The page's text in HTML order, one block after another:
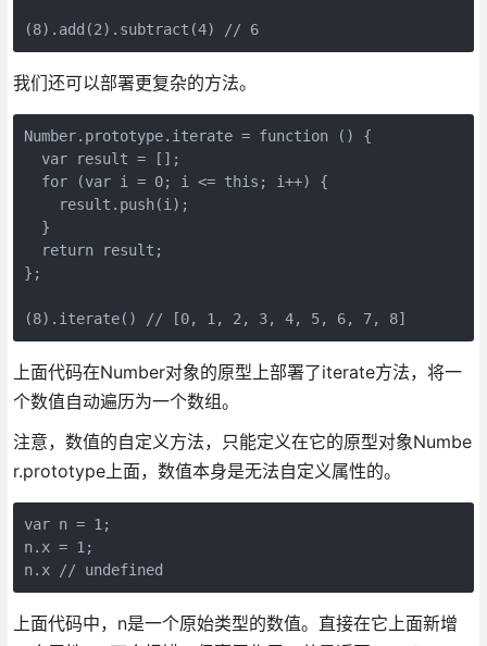
(8).add(2).subtract(4) // 6
我们还可以部署更复杂的方法。
Number.prototype.iterate = function () {
  var result = [];
  for (var i = 0; i <= this; i++) {
    result.push(i);
  }
  return result;
};
上面代码在Number对象的原型上部署了iterate方法，将一
个数值自动遍历为一个数组。
注意，数值的自定义方法，只能定义在它的原型对象Numbe
r.prototype上面，数值本身是无法自定义属性的。
var n = 1;
n.x = 1;
上面代码中，n是一个原始类型的数值。直接在它上面新增